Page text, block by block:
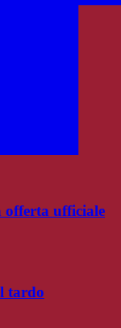
ufficiale
tardo